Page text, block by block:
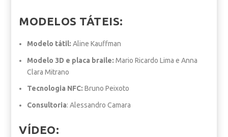
MODELOS TÁTEIS:
Modelo tátil: Aline Kauffman
Modelo 3D e placa braile: Mario Ricardo Lima e Anna
Clara Mitrano
Tecnologia NFC: Bruno Peixoto
Consultoria: Alessandro Camara
VÍDEO: